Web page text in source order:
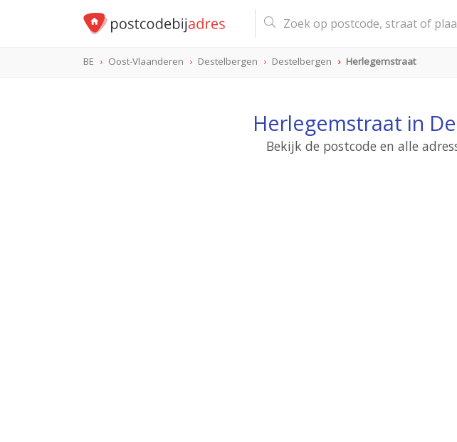
BE Oost-Vlaanderen Destelbergen Destelbergen Herlegemstraat
Herlegemstraat in
Bekijk de postcode en alle